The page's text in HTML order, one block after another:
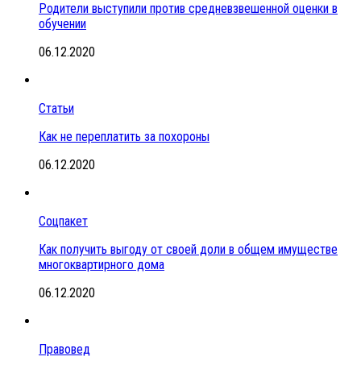
Родители выступили против средневзвешенной оценки в
обучении
06.12.2020
Статьи
Как не переплатить за похороны
06.12.2020
Соцпакет
Как получить выгоду от своей доли в общем имуществе
многоквартирного дома
06.12.2020
Правовед